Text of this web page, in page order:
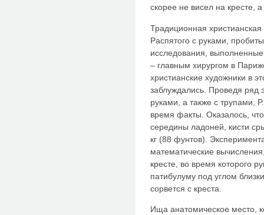
скорее не висел на кресте,
Традиционная
Распятого с руками,
исследования,
– главным хирургом в
христианские художники в
заблуждались. Проведя ряд
руками, а также с трупами,
время факты. Оказалось,
середины ладоней, кисти
кг (88 фунтов).
математические
кресте, во время которого
патибулуму под углом
сорвется с креста.
Ища анатомическое место,